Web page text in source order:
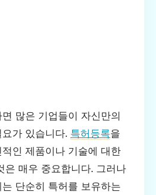
많은 기업들이 자신만의
가 있습니다. 특허등록을
인 제품이나 기술에 대한
은 매우 중요합니다. 그러나
단순히 특허를 보유하는